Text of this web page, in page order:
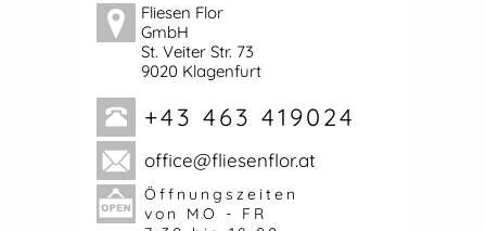
Fliesen Flor
GmbH
St. Veiter Str. 73
9020 Klagenfurt
+43 463 419024
office@fliesenflor.at
Öffnungszeiten
von MO - FR